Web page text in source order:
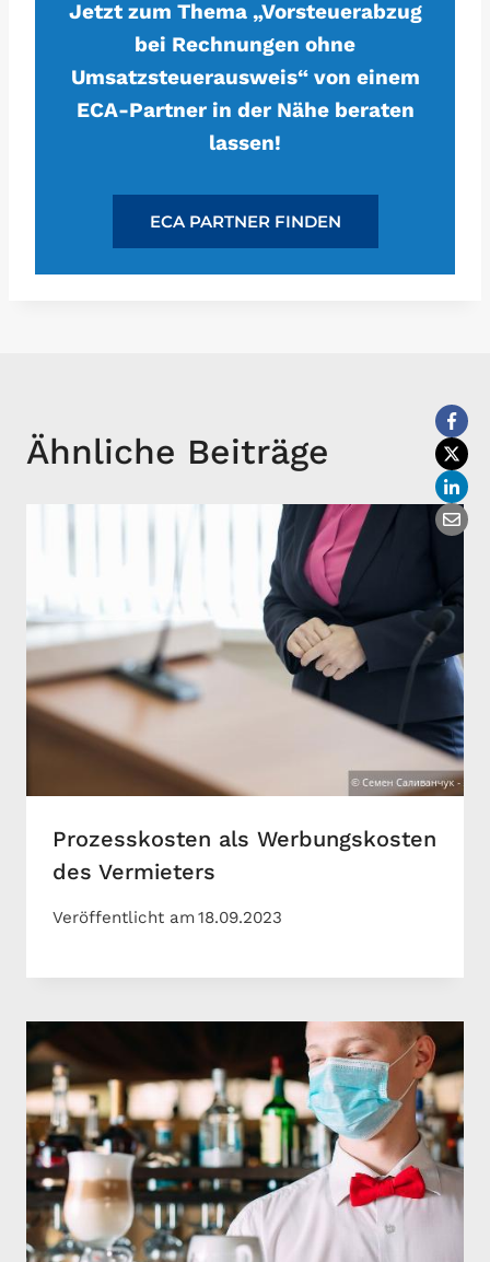
Jetzt zum Thema „Vorsteuerabzug
bei Rechnungen ohne
Umsatzsteuerausweis“ von einem
ECA-Partner in der Nähe beraten
lassen!
ECA PARTNER FINDEN
Ähnliche Beiträge
Prozesskosten als Werbungskosten
des Vermieters
Veröffentlicht am18.09.2023